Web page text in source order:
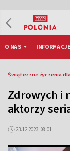
O NAS
Świąteczne życzenia
Zdrowych i
aktorzy
23.12.2023, 08:01